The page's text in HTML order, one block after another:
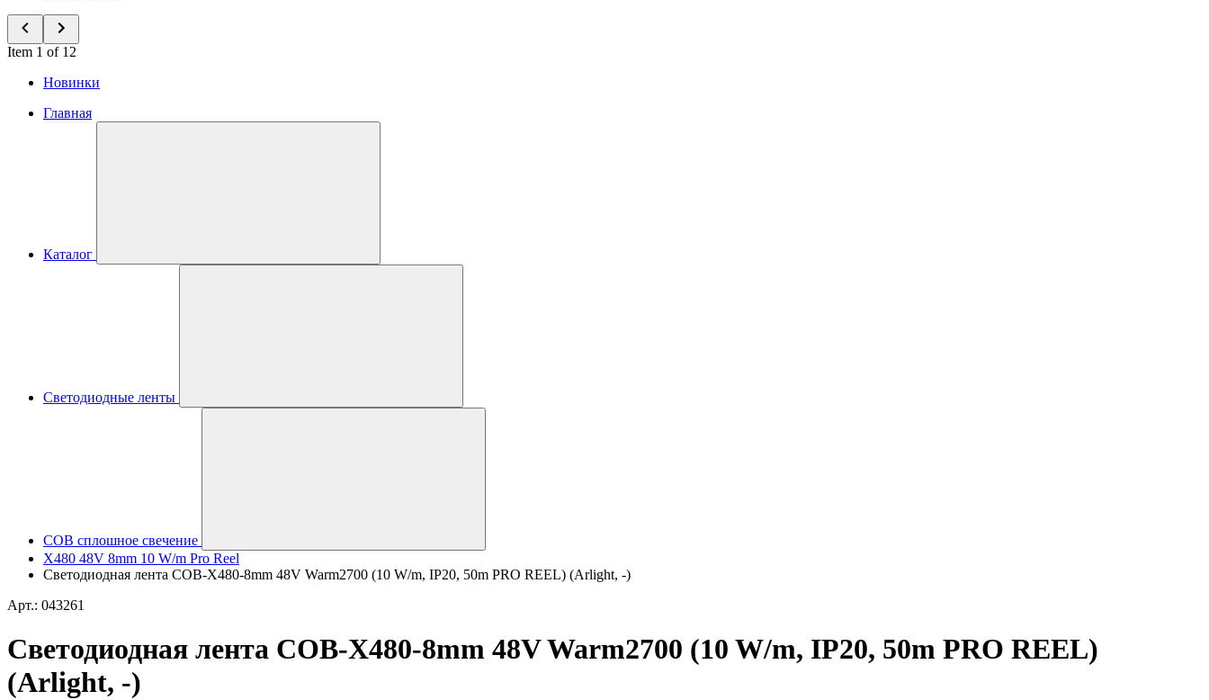
Item 1 of 12
Новинки
Главная
Каталог
Светодиодные ленты
COB сплошное свечение
X480 48V 8mm 10 W/m Pro Reel
Светодиодная лента COB-X480-8mm 48V Warm2700 (10 W/m, IP20, 50m PRO REEL) (Arlight, -)
Арт.: 043261
Светодиодная лента COB-X480-8mm 48V Warm2700 (10 W/m, IP20, 50m PRO REEL)
(Arlight, -)